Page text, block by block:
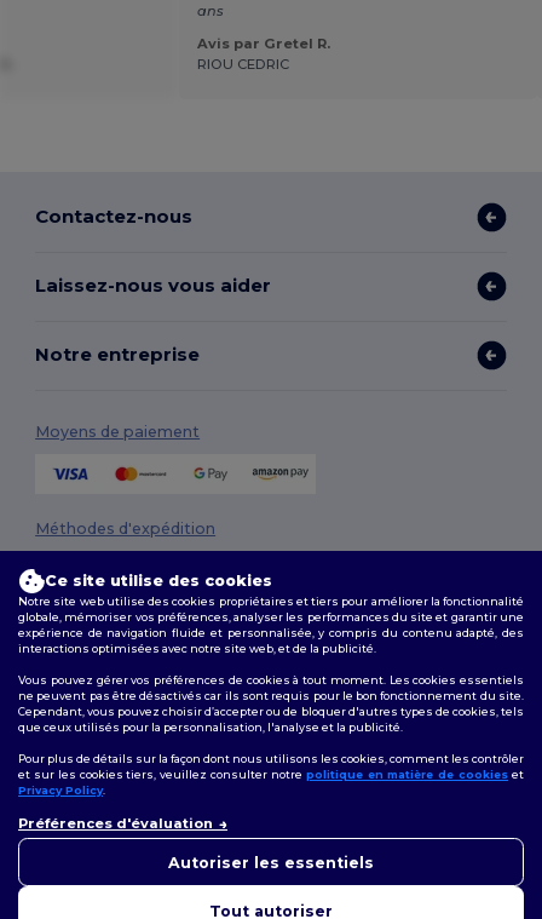
ans
Avis par Gretel R.
RIOU CEDRIC
Contactez-nous
Laissez-nous vous aider
Notre entreprise
Moyens de paiement
Méthodes d'expédition
Conditions Générales|Politique de personnalisation
Confidentialité|Politique de Cookies|Plan du Site
Suivez-nous
Ce site utilise des cookies
Notre site web utilise des cookies propriétaires et tiers pour améliorer la fonctionnalité
globale, mémoriser vos préférences, analyser les performances du site et garantir une
expérience de navigation fluide et personnalisée, y compris du contenu adapté, des
interactions optimisées avec notre site web, et de la publicité.
Vous pouvez gérer vos préférences de cookies à tout moment. Les cookies essentiels
ne peuvent pas être désactivés car ils sont requis pour le bon fonctionnement du site.
Cependant, vous pouvez choisir d’accepter ou de bloquer d'autres types de cookies, tels
que ceux utilisés pour la personnalisation, l'analyse et la publicité.
Pour plus de détails sur la façon dont nous utilisons les cookies, comment les contrôler
et sur les cookies tiers, veuillez consulter notre politique en matière de cookies et
Privacy Policy.
Préférences d'évaluation
Autoriser les essentiels
Tout autoriser
pouvez nous contacter à tout
pour vous aider.